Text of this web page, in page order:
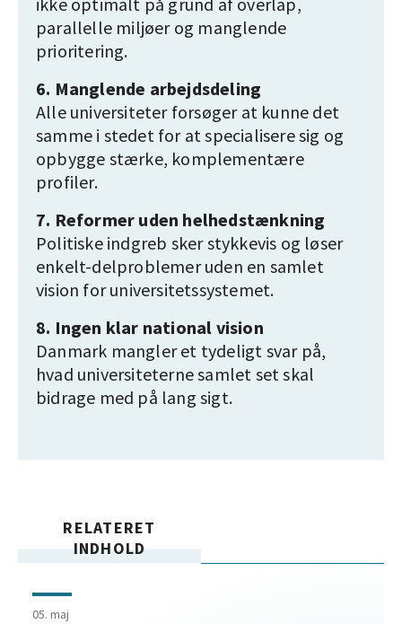
parallelle miljøer og manglende
prioritering.
6. Manglende arbejdsdeling
Alle universiteter forsøger at kunne det
samme i stedet for at specialisere sig og
opbygge stærke, komplementære
profiler.
7. Reformer uden helhedstænkning
Politiske indgreb sker stykkevis og løser
enkelt-delproblemer uden en samlet
vision for universitetssystemet.
8. Ingen klar national vision
Danmark mangler et tydeligt svar på,
hvad universiteterne samlet set skal
bidrage med på lang sigt.
RELATERET
INDHOLD
05. maj